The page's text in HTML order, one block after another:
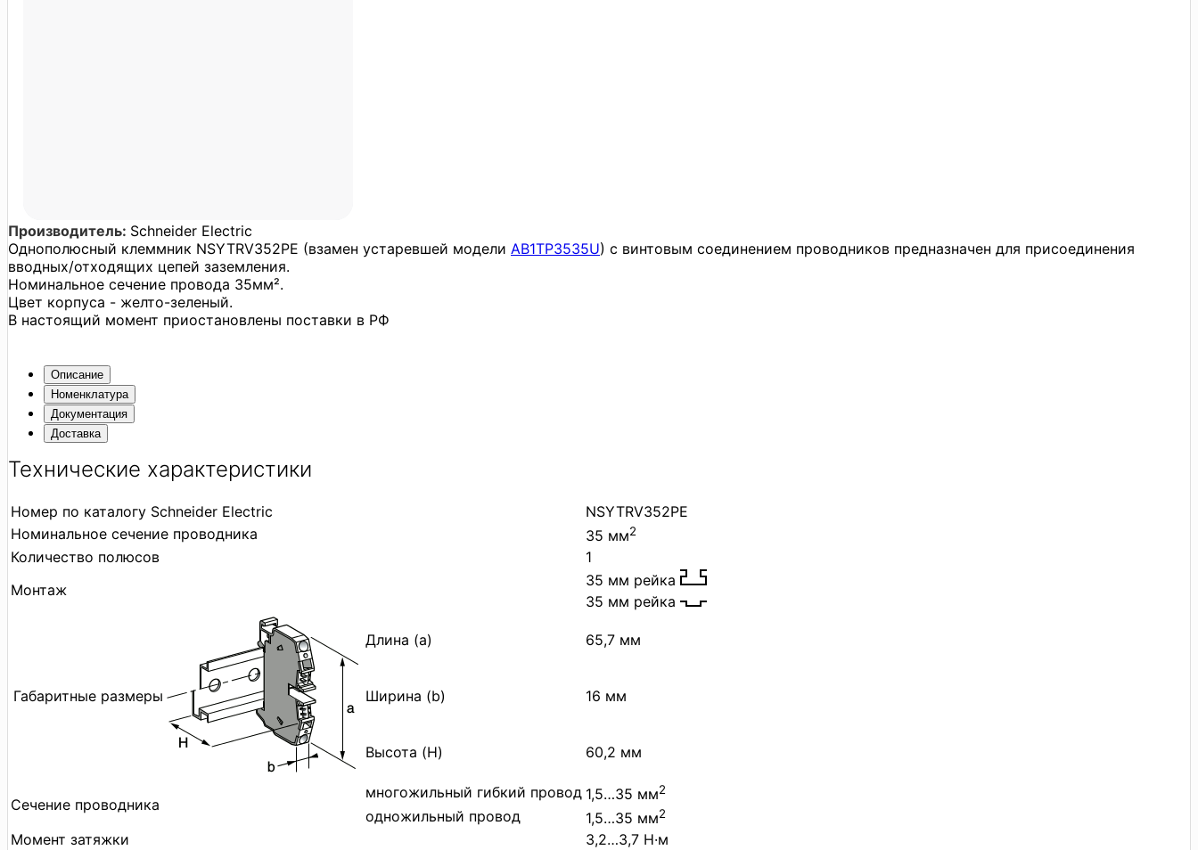
Производитель: Schneider Electric
Однополюсный клеммник NSYTRV352PE (взамен устаревшей модели AB1TP3535U) с винтовым соединением проводников предназначен для присоединения
вводных/отходящих цепей заземления.
Номинальное сечение провода 35мм².
Цвет корпуса - желто-зеленый.
В настоящий момент приостановлены поставки в РФ
Описание
Номенклатура
Документация
Доставка
Технические характеристики
Номер по каталогу Schneider Electric
NSYTRV352PE
Номинальное сечение проводника
35 мм2
Количество полюсов
1
Монтаж
35 мм рейка
35 мм рейка
Габаритные размеры
Длина (a) 65,7 мм
Ширина (b) 16 мм
Высота (H) 60,2 мм
Сечение проводника
многожильный гибкий провод 1,5…35 мм2
одножильный провод 1,5…35 мм2
Момент затяжки
3,2…3,7 Н·м